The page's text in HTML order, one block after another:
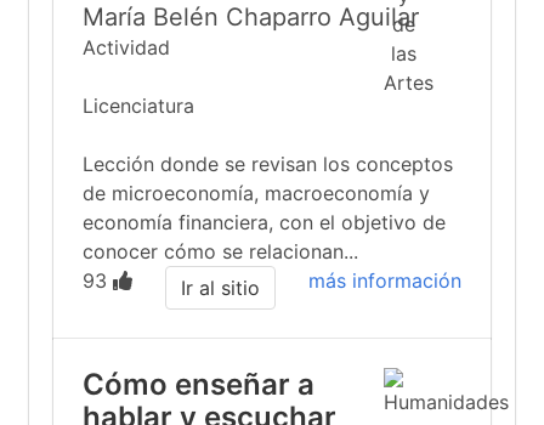
María Belén Chaparro Aguilar
Actividad
Licenciatura
Lección donde se revisan los conceptos
de microeconomía, macroeconomía y
economía financiera, con el objetivo de
conocer cómo se relacionan...
93
más información
Ir al sitio
Cómo enseñar a
hablar y escuchar